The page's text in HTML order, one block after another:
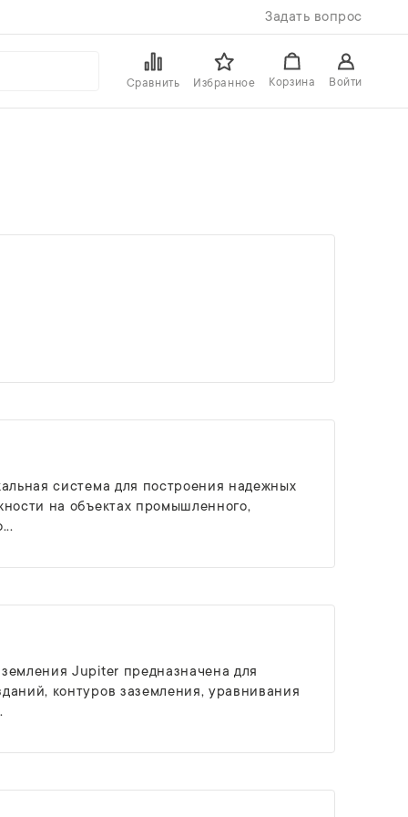
Задать вопрос
Сравнить Избранное Корзина Войти
система для построения надежных
на объектах промышленного,
Jupiter предназначена для
контуров заземления, уравнивания